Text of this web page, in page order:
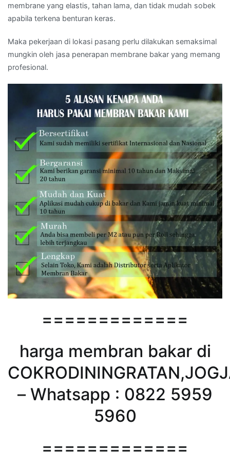
membrane yang elastis, tahan lama, dan tidak mudah sobek
apabila terkena benturan keras.
Maka pekerjaan di lokasi pasang perlu dilakukan semaksimal
mungkin oleh jasa penerapan membrane bakar yang memang
profesional.
=============
harga membran bakar di
– Whatsapp : 0822 5959
5960
=============